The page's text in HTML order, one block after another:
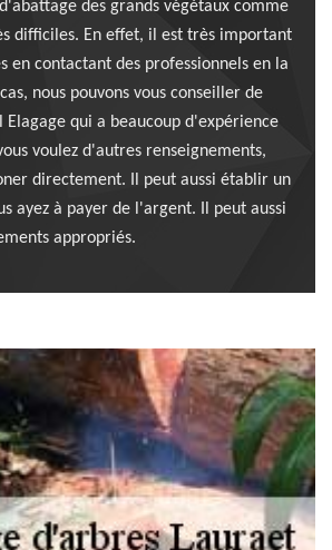
des grands végétaux comme
difficiles. En effet, il est très important
en contactant des professionnels en la
nous pouvons vous conseiller de
qui a beaucoup d'expérience
voulez d'autres renseignements,
directement. Il peut aussi établir un
ayez à payer de l'argent. Il peut aussi
appropriés.